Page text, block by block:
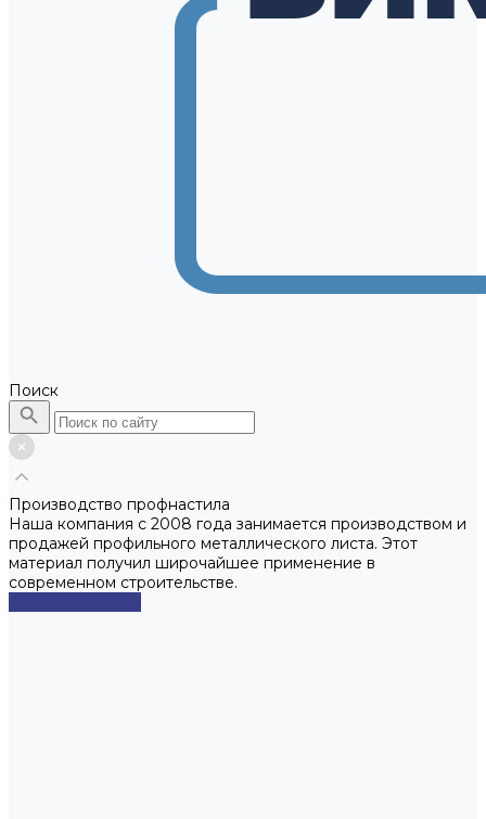
Поиск
Производство профнастила
Наша компания с 2008 года занимается производством и
продажей профильного металлического листа. Этот
материал получил широчайшее применение в
современном строительстве.